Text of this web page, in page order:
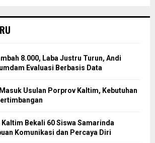
8.000, Laba Justru Turun, Andi
Evaluasi Berbasis Data
Usulan Porprov Kaltim, Kebutuhan
Bekali 60 Siswa Samarinda
Komunikasi dan Percaya Diri